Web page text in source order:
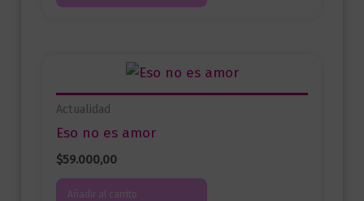
Actualidad
Eso no es amor
$59.000,00
Añadir al carrito